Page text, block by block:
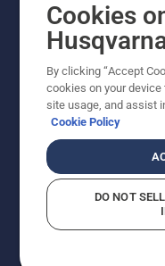
Cookies
By clicking “Accept
cookies on your
site usage, and assist
Cookie Policy
DO NOT